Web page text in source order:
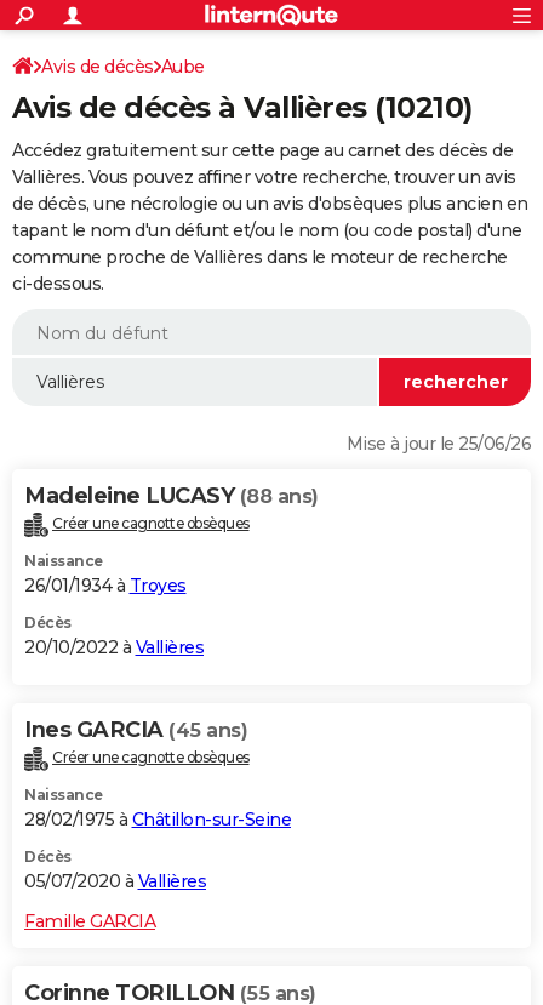
ACTUALITÉS
Politique
Société
Faits Divers
Education
Monde
Villes
+
SPORT
Coupe du monde 2026
Football
Tennis
Cyclisme
Rugby
Forum
Programme TV
TNT
Streaming
Cinéma
Sorties cinéma
Musique
+
FINANCE
Retraite
Epargne
Immobilier
Risques naturels par ville
Assurance
AUTO
Essais
Réserver un essai
Citadines
Berlines
SUV
Forum auto
+HIGH-TECH
BRICOLAGE
WEEK-END
Alimentation
Guide de la santé
Maladies
Médicaments
Sommeil
VOYAGE
Destinations
City break
Voyage nature
Voyage de noces
Forum
Climat
+PHOTO
GUIDES D'ACHAT
CARTE DE VOEUX
Carte de Noël
Carte Bonne année
Carte Saint-Valentin
Carte Pâques
Carte d'anniversaire
DICTIONNAIRE
Dictionnaire
Biographies
Citations
Expressions
Proverbes
PROGRAMME TV
COPAINS D'AVANT
S'inscrire
Se connecter
Lycées
Collèges
Primaires
Universités
Entreprises
Service militaire
Avis de recherche
AVIS DE DÉCÈS
Avis de décès Aube
Avis de décès à Vallières (10210)
Accédez gratuitement sur cette page au carnet des décès de
Vallières. Vous pouvez affiner votre recherche, trouver un avis
de décès, une nécrologie ou un avis d'obsèques plus ancien en
tapant le nom d'un défunt et/ou le nom (ou code postal) d'une
commune proche de Vallières dans le moteur de recherche
ci-dessous.
Mise à jour le 25/06/26
Madeleine LUCASY (88 ans)
Créer une cagnotte obsèques
Naissance
26/01/1934 à Troyes
Décès
20/10/2022 à Vallières
Ines GARCIA (45 ans)
Créer une cagnotte obsèques
Naissance
28/02/1975 à Châtillon-sur-Seine
Décès
05/07/2020 à Vallières
Famille GARCIA
Corinne TORILLON (55 ans)